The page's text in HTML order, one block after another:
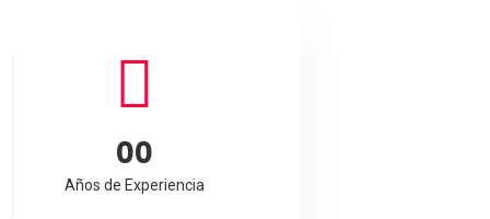
00
Años de Experiencia